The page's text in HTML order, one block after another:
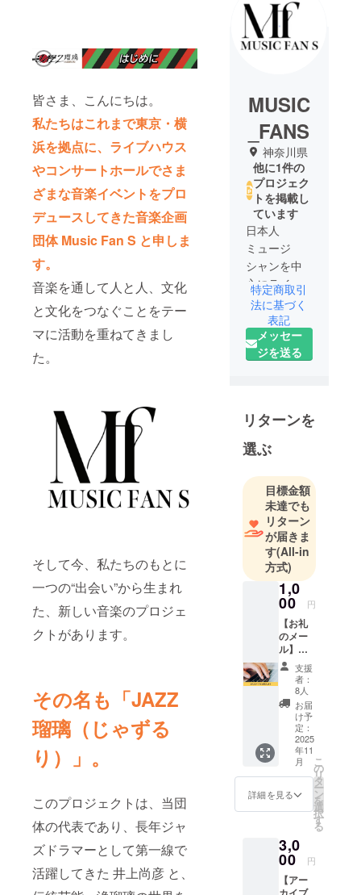
皆さま、こんにちは。
私たちはこれまで東京・横
浜を拠点に、ライブハウス
やコンサートホールでさま
ざまな音楽イベントをプロ
デュースしてきた音楽企画
団体 Music Fan S と申しま
す。
音楽を通して人と人、文化
と文化をつなぐことをテー
マに活動を重ねてきまし
た。
そして今、私たちのもとに
一つの“出会い”から生まれ
た、新しい音楽のプロジェ
クトがあります。
その名も「JAZZ
瑠璃（じゃずる
り）」。
このプロジェクトは、当団
体の代表であり、長年ジャ
ズドラマーとして第一線で
活躍してきた 井上尚彦 と、
MUSIC
_FANS
神奈川県
他に1件の
プロジェク
トを掲載し
ています
日本人
ミュージ
シャンを中
心にライブ
の企画・運
営していま
す。
コロナ時期
イブをいち
早く取り入
れ
自宅でもラ
イブハウス
感を味わえ
る音質・映
像に重視
し、
無観客ライ
ブ配信を実
施しまし
その後も都
内を中心に
小編成だけ
でなく、グ
ニットの全
国ツアーの
企画、実施
も手がけま
した。
特定商取引
法に基づく
表記
メッセー
ジを送る
リターンを
選ぶ
目標金額
未達でも
リターン
が届きま
す(All-in
方式)
1,0
00 円
【お礼
のメー
ル】
JAZZ瑠
璃をた
だただ
応援し
たい人
向けの
リター
ンで
す。 熱
いお礼
のメー
ルをお
ただき
ます。
なお、
支援時
支援
者：
8人
お届
け予
定：
2025
年11
月
詳細を見る
こ
の
リ
タ
ー
ン
を
選
択
す
る
3,0
00 円
【アー